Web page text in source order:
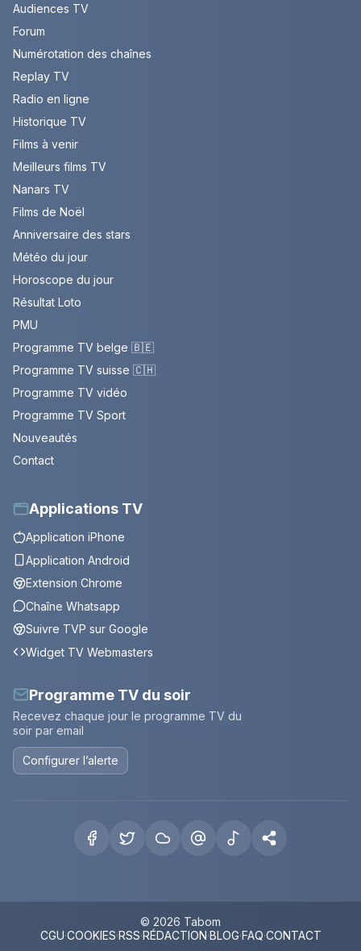
Audiences TV
Forum
Numérotation des chaînes
Replay TV
Radio en ligne
Historique TV
Films à venir
Meilleurs films TV
Nanars TV
Films de Noël
Anniversaire des stars
Météo du jour
Horoscope du jour
Résultat Loto
PMU
Programme TV belge 🇧🇪
Programme TV suisse 🇨🇭
Programme TV vidéo
Programme TV Sport
Nouveautés
Contact
Applications TV
Application iPhone
Application Android
Extension Chrome
Chaîne Whatsapp
Suivre TVP sur Google
Widget TV Webmasters
Programme TV du soir
Recevez chaque jour le programme TV du
soir par email
Configurer l’alerte
© 2026 Tabom
CGU·COOKIES·RSS·RÉDACTION·BLOG·FAQ·CONTACT